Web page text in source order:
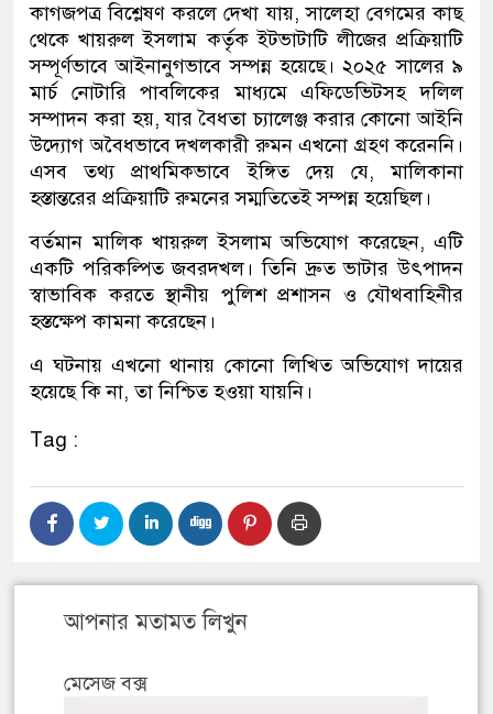
কাগজপত্র বিশ্লেষণ করলে দেখা যায়, সালেহা বেগমের কাছ
থেকে খায়রুল ইসলাম কর্তৃক ইটভাটাটি লীজের প্রক্রিয়াটি
সম্পূর্ণভাবে আইনানুগভাবে সম্পন্ন হয়েছে। ২০২৫ সালের ৯
মার্চ নোটারি পাবলিকের মাধ্যমে এফিডেভিটসহ দলিল
সম্পাদন করা হয়, যার বৈধতা চ্যালেঞ্জ করার কোনো আইনি
উদ্যোগ অবৈধভাবে দখলকারী রুমন এখনো গ্রহণ করেননি।
এসব তথ্য প্রাথমিকভাবে ইঙ্গিত দেয় যে, মালিকানা
হস্তান্তরের প্রক্রিয়াটি রুমনের সম্মতিতেই সম্পন্ন হয়েছিল।
বর্তমান মালিক খায়রুল ইসলাম অভিযোগ করেছেন, এটি
একটি পরিকল্পিত জবরদখল। তিনি দ্রুত ভাটার উৎপাদন
স্বাভাবিক করতে স্থানীয় পুলিশ প্রশাসন ও যৌথবাহিনীর
হস্তক্ষেপ কামনা করেছেন।
এ ঘটনায় এখনো থানায় কোনো লিখিত অভিযোগ দায়ের
হয়েছে কি না, তা নিশ্চিত হওয়া যায়নি।
Tag :
আপনার মতামত লিখুন
মেসেজ বক্স